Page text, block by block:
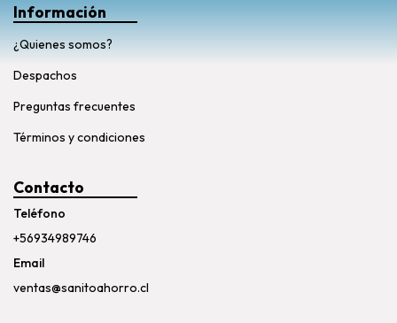
Información
¿Quienes somos?
Despachos
Preguntas frecuentes
Términos y condiciones
Contacto
Teléfono
+56934989746
Email
ventas@sanitoahorro.cl